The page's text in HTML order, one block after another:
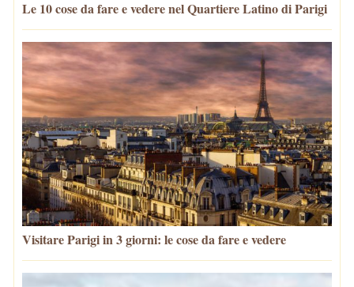
Le 10 cose da fare e vedere nel Quartiere Latino di Parigi
Visitare Parigi in 3 giorni: le cose da fare e vedere